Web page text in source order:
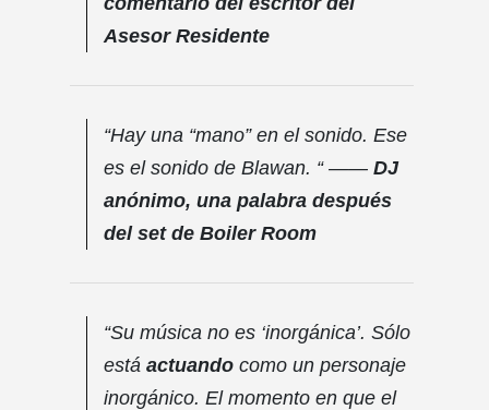
Asesor Residente
“Hay una “mano” en el sonido. Ese
es el sonido de Blawan. “ —— DJ
anónimo, una palabra después
del set de Boiler Room
“Su música no es ‘inorgánica’. Sólo
está actuando como un personaje
inorgánico. El momento en que el